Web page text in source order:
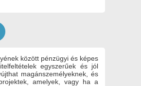
között pénzügyi és képes
egyszerűek és jól
magánszemélyeknek, és
amelyek, vagy ha a